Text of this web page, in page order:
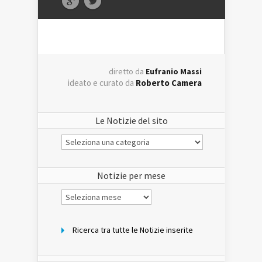
diretto da Eufranio Massi
ideato e curato da Roberto Camera
Le Notizie del sito
Le
Notizie
Notizie per mese
Notizie
per
Ricerca tra tutte le Notizie inserite